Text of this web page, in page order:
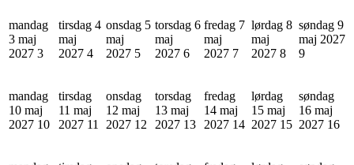
mandag
3 maj
2027 3
tirsdag 4
maj
2027 4
onsdag 5
maj
2027 5
torsdag 6
maj
2027 6
fredag 7
maj
2027 7
lørdag 8
maj
2027 8
søndag 9
maj 2027
9
mandag
10 maj
2027 10
tirsdag
11 maj
2027 11
onsdag
12 maj
2027 12
torsdag
13 maj
2027 13
fredag
14 maj
2027 14
lørdag
15 maj
2027 15
søndag
16 maj
2027 16